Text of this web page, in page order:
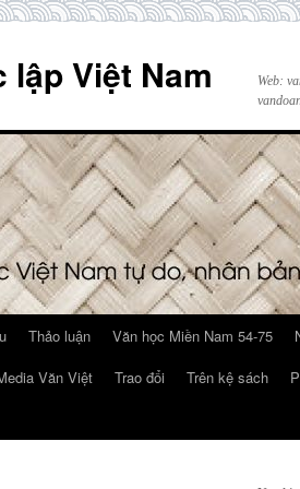
lập Việt Nam
Web:
Thảo luận Văn học Miền Nam 54-75
Văn Việt Trao đổi Trên kệ sách